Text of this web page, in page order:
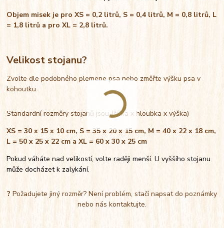
Objem misek je pro XS = 0,2 litrů, S = 0,4 litrů, M = 0,8 litrů, L
= 1,8 litrů a pro XL = 2,8 litrů.
Velikost stojanu?
Zvolte dle podobného plemene psa nebo změřte výšku psa v
kohoutku.
Standardní rozměry stojanů jsou (šířka x hloubka x výška)
XS = 30 x 15 x 10 cm, S = 35 x 20 x 15 cm, M = 40 x 22 x 18 cm,
L = 50 x 25 x 22 cm a XL = 60 x 30 x 25 cm
Pokud váháte nad velikostí, volte raději menší. U vyššího stojanu
může docházet k zalykání.
? Požadujete jiný rozměr? Není problém, stačí napsat do poznámky
nebo nás kontaktujte.